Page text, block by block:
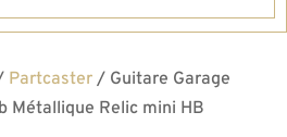
Partcaster/ Guitare Garage
Métallique Relic mini HB